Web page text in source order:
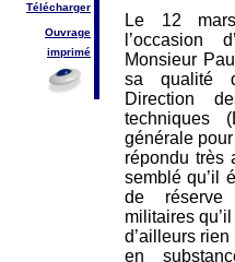
Télécharger
Ouvrage
imprimé
Le 12
l’occasion
Monsieur
sa qualité
Direction
techniques
générale
répondu très
semblé qu’il
de réserve
militaires
d’ailleurs
en